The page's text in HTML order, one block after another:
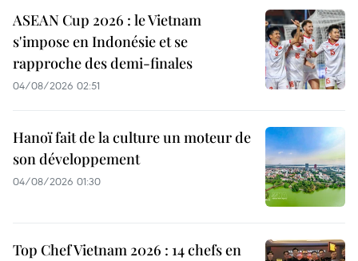
ASEAN Cup 2026 : le Vietnam
s'impose en Indonésie et se
rapproche des demi-finales
04/08/2026 02:51
Hanoï fait de la culture un moteur de
son développement
04/08/2026 01:30
Top Chef Vietnam 2026 : 14 chefs en